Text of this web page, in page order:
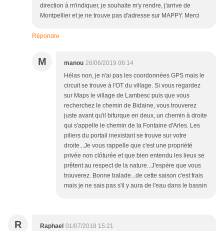
direction à m'indiquer, je souhaite m'y rendre, j'arrive de
Montpellier et je ne trouve pas d'adresse sur MAPPY. Merci
Répondre
M manou 26/06/2019 06:14
Hélas non, je n'ai pas les coordonnées GPS mais le
circuit se trouve à l'OT du village. Si vous regardez
sur Maps le village de Lambesc puis que vous
recherchez le chemin de Bidaine, vous trouverez
juste avant qu'il bifurque en deux, un chemin à droite
qui s'appelle le chemin de la Fontaine d'Arles. Les
piliers du portail inexistant se trouve sur votre
droite...Je vous rappelle que c'est une propriété
privée non clôturée et que bien entendu les lieux se
prêtent au respect de la nature...J'espère que vous
trouverez. Bonne balade...de cette saison c'est frais
mais je ne sais pas s'il y aura de l'eau dans le bassin
R Raphael 01/07/2018 15:21